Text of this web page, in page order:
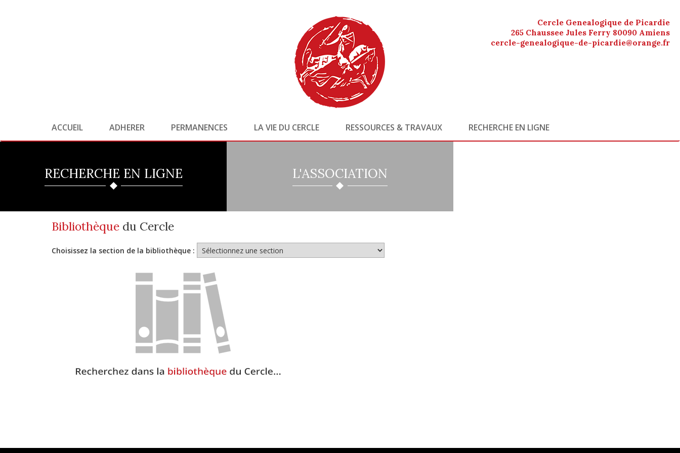
Cercle Genealogique de Picardie
265 Chaussee Jules Ferry 80090 Amiens
cercle-genealogique-de-picardie@orange.fr
ACCUEIL ADHERER PERMANENCES LA VIE DU CERCLE RESSOURCES & TRAVAUX RECHERCHE EN LIGNE
RECHERCHE EN LIGNE L'ASSOCIATION
Bibliothèque du Cercle
Choisissez la section de la bibliothèque :